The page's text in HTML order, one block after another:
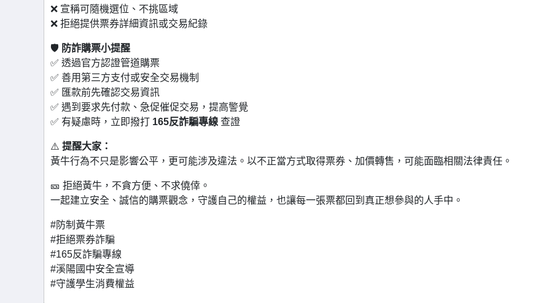
❌ 宣稱可隨機選位、不挑區域
❌ 拒絕提供票券詳細資訊或交易紀錄
🛡️ 防詐購票小提醒
✅ 透過官方認證管道購票
✅ 善用第三方支付或安全交易機制
✅ 匯款前先確認交易資訊
✅ 遇到要求先付款、急促催促交易，提高警覺
✅ 有疑慮時，立即撥打 165反詐騙專線 查證
⚠️ 提醒大家：
黃牛行為不只是影響公平，更可能涉及違法。以不正當方式取得票券、加價轉售，可能面臨相關法律責任。
🎫 拒絕黃牛，不貪方便、不求僥倖。
一起建立安全、誠信的購票觀念，守護自己的權益，也讓每一張票都回到真正想參與的人手中。
#防制黃牛票
#拒絕票券詐騙
#165反詐騙專線
#溪陽國中安全宣導
#守護學生消費權益